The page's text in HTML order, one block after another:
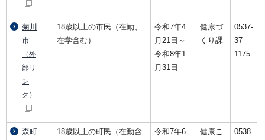
菊川
市
（外
部リ
ン
ク）
18歳以上の市民（在勤、
在学含む）
令和7年4
月21日～
令和8年1
月31日
健康づ
くり課
0537-
37-
1175
森町 18歳以上の町民（在勤含 令和7年6 健康こ 0538-